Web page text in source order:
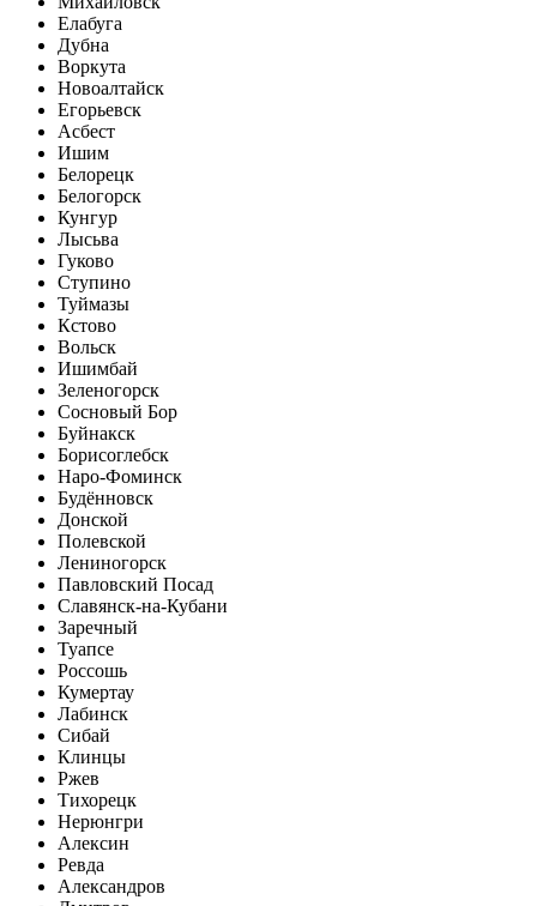
Елабуга
Дубна
Воркута
Новоалтайск
Егорьевск
Асбест
Ишим
Белорецк
Белогорск
Кунгур
Лысьва
Гуково
Ступино
Туймазы
Кстово
Вольск
Ишимбай
Зеленогорск
Сосновый Бор
Буйнакск
Борисоглебск
Наро-Фоминск
Будённовск
Донской
Полевской
Лениногорск
Павловский Посад
Славянск-на-Кубани
Заречный
Туапсе
Россошь
Кумертау
Лабинск
Сибай
Клинцы
Ржев
Тихорецк
Нерюнгри
Алексин
Ревда
Александров